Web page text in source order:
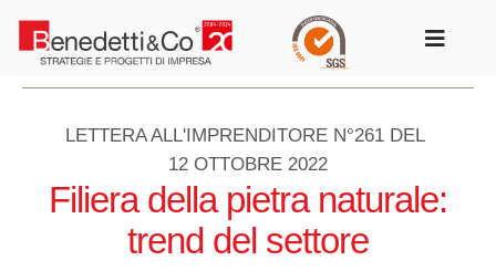
contenuto
Toggle
LETTERA ALL'IMPRENDITORE N°261 DEL
12 OTTOBRE 2022
Filiera della pietra naturale:
trend del settore